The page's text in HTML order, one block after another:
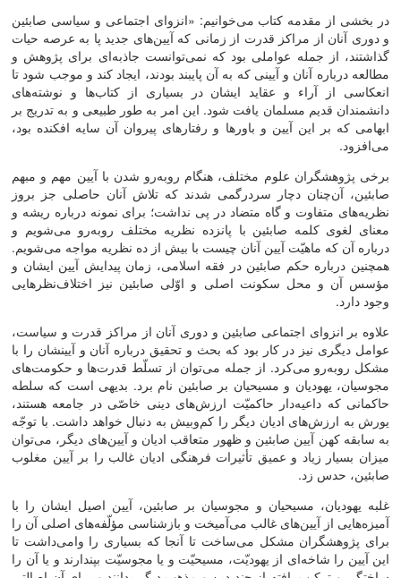
در بخشی از مقدمه کتاب می‌خوانیم:‌ «انزوای اجتماعی و سیاسی صابئین
و دوری آنان از مراکز قدرت از زمانی که آیین‌‌های جدید پا به عرصه حیات
گذاشتند، از جمله عواملی بود که نمی‌‌توانست جاذبه‌‌ای برای پژوهش و
مطالعه درباره آنان و آیینی که به آن پایبند بودند، ایجاد کند و موجب شود تا
انعکاسی از آراء و عقاید ایشان در بسیاری از کتاب‌‌ها و نوشته‌‌های
دانشمندان قدیم مسلمان یافت شود. این امر به طور طبیعی و به تدریج بر
ابهامی که بر این آیین و باورها و رفتارهای پیروان آن سایه افکنده بود،
می‌‌افزود.
برخی پژوهشگران علوم مختلف، هنگام روبه‌رو شدن با آیین مهم و مبهم
صابئین، آن‌‌چنان دچار سردرگمی شدند که تلاش آنان حاصلی جز بروز
نظریه‌‌های متفاوت و گاه متضاد در پی نداشت؛ برای نمونه درباره ریشه و
معنای لغوی کلمه صابئین با پانزده نظریه مختلف روبه‌رو می‌‌شویم و
درباره آن که ماهیّت آیین آنان چیست با بیش از ده نظریه مواجه می‌‌شویم.
همچنین درباره حکم صابئین در فقه اسلامی، زمان پیدایش آیین ایشان و
مؤسس آن و محل سکونت اصلی و اوّلی صابئین نیز اختلاف‌‌نظرهایی
وجود دارد.
علاوه بر انزوای اجتماعی صابئین و دوری آنان از مراکز قدرت و سیاست،
عوامل دیگری نیز در کار بود که بحث و تحقیق درباره آنان و آیینشان را با
مشکل روبه‌رو می‌‌کرد. از جمله می‌‌توان از تسلّط قدرت‌‌ها و حکومت‌‌های
مجوسیان، یهودیان و مسیحیان بر صابئین نام برد. بدیهی است که سلطه
حاکمانی که داعیه‌‌دار حاکمیّت ارزش‌‌های دینی خاصّی در جامعه هستند،
یورش به ارزش‌‌های ادیان دیگر را کم‌وبیش به دنبال خواهد داشت. با توجّه
به سابقه کهن آیین صابئین و ظهور متعاقب ادیان و آیین‌‌های دیگر، می‌‌توان
میزان بسیار زیاد و عمیق تأثیرات فرهنگی ادیان غالب را بر آیین مغلوب
صابئین، حدس زد.
غلبه یهودیان، مسیحیان و مجوسیان بر صابئین، آیین اصیل ایشان را با
آمیزه‌‌هایی از آیین‌‌های غالب می‌‌آمیخت و بازشناسی مؤلّفه‌‌های اصلی آن را
برای پژوهشگران مشکل می‌‌ساخت تا آنجا که بسیاری را وامی‌‌داشت تا
این آیین را شاخه‌‌ای از یهودیّت، مسیحیّت و یا مجوسیّت بپندارند و یا آن را